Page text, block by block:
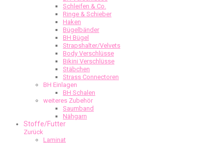
Schleifen & Co.
Ringe & Schieber
Haken
Bügelbänder
BH Bügel
Strapshalter/Velvets
Body Verschlüsse
Bikini Verschlüsse
Stäbchen
Strass Connectoren
BH Einlagen
BH Schalen
weiteres Zubehör
Saumband
Nähgarn
Stoffe/Futter
Zurück
Laminat